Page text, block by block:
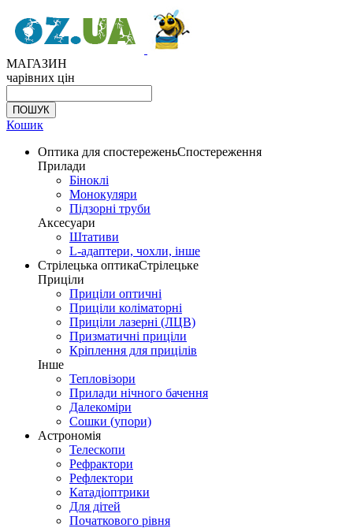
МАГАЗИН
чарівних цін
Кошик
Оптика для спостереженьСпостереження
Прилади
Біноклі
Монокуляри
Підзорні труби
Аксесуари
Штативи
L-адаптери, чохли, інше
Стрілецька оптикаСтрілецьке
Приціли
Приціли оптичні
Приціли коліматорні
Приціли лазерні (ЛЦВ)
Призматичні приціли
Кріплення для прицілів
Інше
Тепловізори
Прилади нічного бачення
Далекоміри
Сошки (упори)
Астрономія
Телескопи
Рефрактори
Рефлектори
Катадіоптрики
Для дітей
Початкового рівня